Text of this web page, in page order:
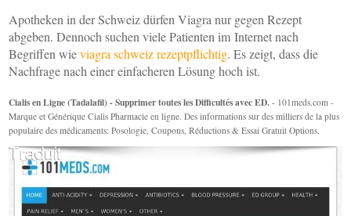
Apotheken in der Schweiz dürfen Viagra nur gegen Rezept
abgeben. Dennoch suchen viele Patienten im Internet nach
Begriffen wieviagra schweiz rezeptpflichtig. Es zeigt, dass die
Nachfrage nach einer einfacheren Lösung hoch ist.
Cialis en Ligne (Tadalafil) - Supprimer toutes les Difficultés avec ED. - 101meds.com -
Marque et Générique Cialis Pharmacie en ligne. Des informations sur des milliers de la plus
populaire des médicaments: Posologie, Coupons, Réductions & Essai Gratuit Options.